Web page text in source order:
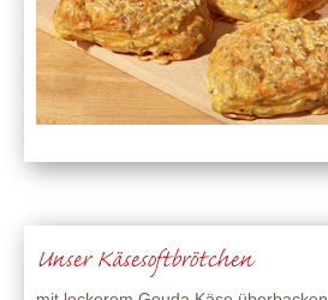
Unser Käsesoftbrötchen